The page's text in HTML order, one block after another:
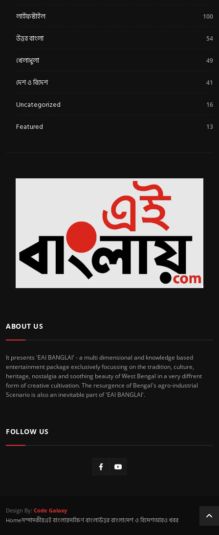
লাইফস্টাইল 100
উত্তর বাংলা 54
খেলাধুলা 49
দেশ ও বিদেশ 41
Uncategorized 16
Featured 13
ABOUT US
It presents 'EAI BANGLAI' - a multi dimensional and knowledge based
entertainment package exclusively focussing on the tradition, culture,
heritage, nostalgia and soothing beauty of West Bengal in a very diffrent
form of creative cultivation. The resurgence of Bengal's agro-industrial
Scenario is also an inevitable part of 'EAI BANGLAI'.
FOLLOW US
Design By: Code Galaxy
Homeসম্পাদকীয়এই বাংলায়দক্ষিণ বাংলাউত্তর বাংলাদেশ ও বিদেশআরও খবর